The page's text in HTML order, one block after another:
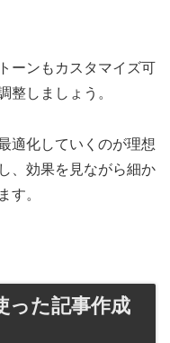
ーンもカスタマイズ可
整しましょう。
適化していくのが理想
、効果を見ながら細か
す。
った記事作成